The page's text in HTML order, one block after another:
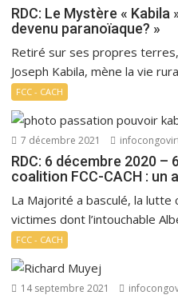
RDC: Le Mystère « Kabila
devenu paranoïaque? »
Retiré sur ses propres terres,
Joseph Kabila, mène la vie
FCC - CACH
7 décembre 2021
RDC: 6 décembre 2020 –
coalition FCC-CACH : un
La Majorité a basculé, la
victimes dont l’intouchable
FCC - CACH
14 septembre 2021